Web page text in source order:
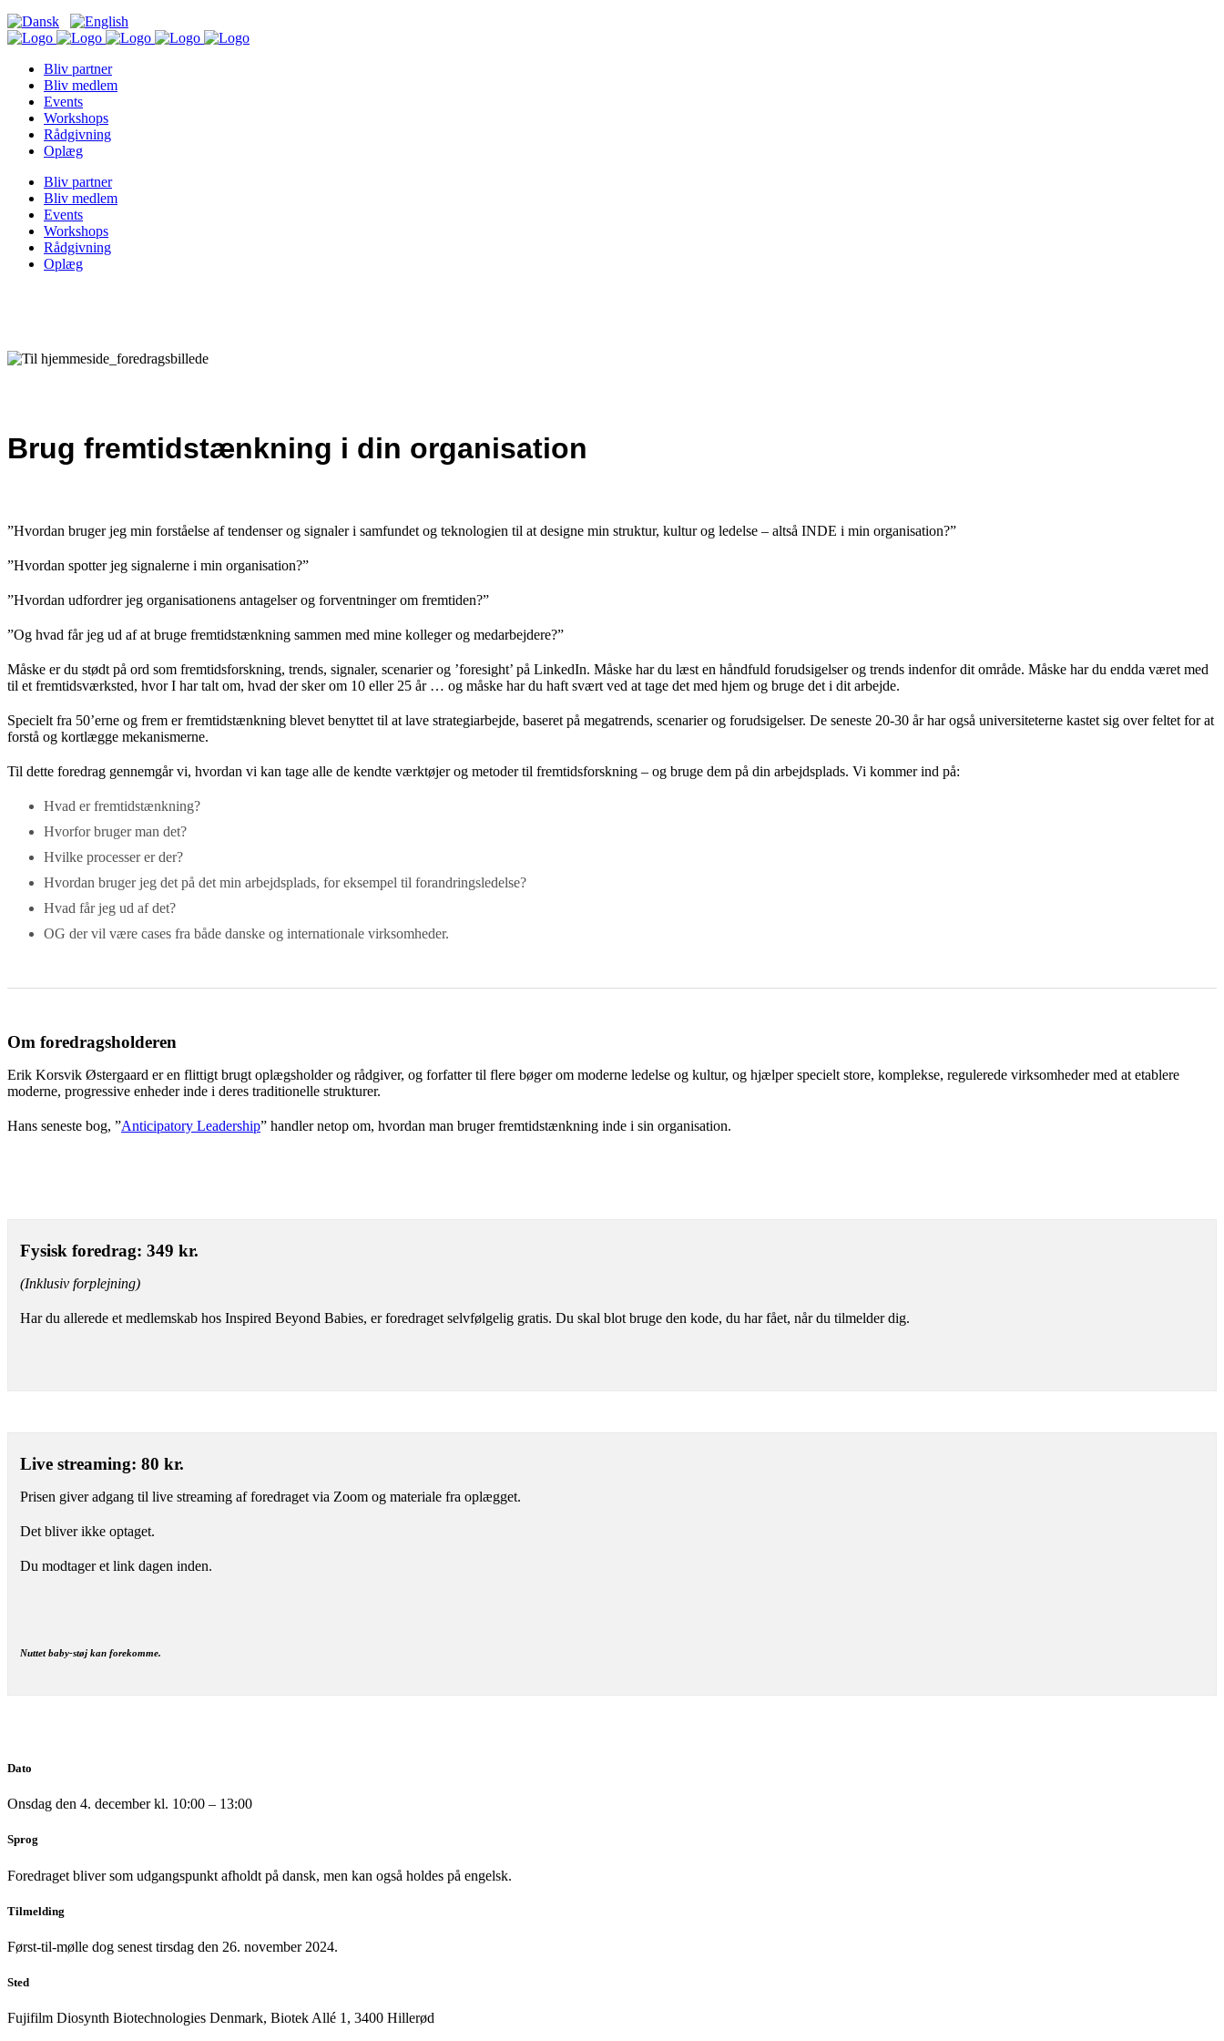
Bliv partner
Bliv medlem
Events
Workshops
Rådgivning
Oplæg
Bliv partner
Bliv medlem
Events
Workshops
Rådgivning
Oplæg
Brug fremtidstænkning i din organisation
”Hvordan bruger jeg min forståelse af tendenser og signaler i samfundet og teknologien til at designe min struktur, kultur og ledelse – altså INDE i min organisation?”
”Hvordan spotter jeg signalerne i min organisation?”
”Hvordan udfordrer jeg organisationens antagelser og forventninger om fremtiden?”
”Og hvad får jeg ud af at bruge fremtidstænkning sammen med mine kolleger og medarbejdere?”
Måske er du stødt på ord som fremtidsforskning, trends, signaler, scenarier og ’foresight’ på LinkedIn. Måske har du læst en håndfuld forudsigelser og trends indenfor dit område. Måske har du endda været med
til et fremtidsværksted, hvor I har talt om, hvad der sker om 10 eller 25 år … og måske har du haft svært ved at tage det med hjem og bruge det i dit arbejde.
Specielt fra 50’erne og frem er fremtidstænkning blevet benyttet til at lave strategiarbejde, baseret på megatrends, scenarier og forudsigelser. De seneste 20-30 år har også universiteterne kastet sig over feltet for at
forstå og kortlægge mekanismerne.
Til dette foredrag gennemgår vi, hvordan vi kan tage alle de kendte værktøjer og metoder til fremtidsforskning – og bruge dem på din arbejdsplads. Vi kommer ind på:
Hvad er fremtidstænkning?
Hvorfor bruger man det?
Hvilke processer er der?
Hvordan bruger jeg det på det min arbejdsplads, for eksempel til forandringsledelse?
Hvad får jeg ud af det?
OG der vil være cases fra både danske og internationale virksomheder.
Om foredragsholderen
Erik Korsvik Østergaard er en flittigt brugt oplægsholder og rådgiver, og forfatter til flere bøger om moderne ledelse og kultur, og hjælper specielt store, komplekse, regulerede virksomheder med at etablere
moderne, progressive enheder inde i deres traditionelle strukturer.
Hans seneste bog, ”Anticipatory Leadership” handler netop om, hvordan man bruger fremtidstænkning inde i sin organisation.
Fysisk foredrag: 349 kr.
(Inklusiv forplejning)
Har du allerede et medlemskab hos Inspired Beyond Babies, er foredraget selvfølgelig gratis. Du skal blot bruge den kode, du har fået, når du tilmelder dig.
Live streaming: 80 kr.
Prisen giver adgang til live streaming af foredraget via Zoom og materiale fra oplægget.
Det bliver ikke optaget.
Du modtager et link dagen inden.
Nuttet baby-støj kan forekomme.
Dato
Onsdag den 4. december kl. 10:00 – 13:00
Sprog
Foredraget bliver som udgangspunkt afholdt på dansk, men kan også holdes på engelsk.
Tilmelding
Først-til-mølle dog senest tirsdag den 26. november 2024.
Sted
Fujifilm Diosynth Biotechnologies Denmark, Biotek Allé 1, 3400 Hillerød